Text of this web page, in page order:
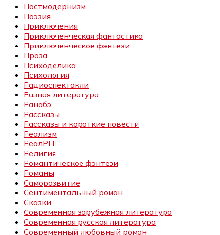
Постмодернизм
Поэзия
Приключения
Приключенческая фантастика
Приключенческое фэнтези
Проза
Психоделика
Психология
Радиоспектакли
Разная литература
Ранобэ
Рассказы
Рассказы и короткие повести
Реализм
РеалРПГ
Религия
Романтическое фэнтези
Романы
Саморазвитие
Сентиментальный роман
Сказки
Современная зарубежная литература
Современная русская литература
Современный любовный роман